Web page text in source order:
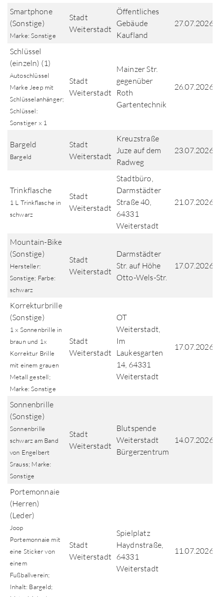
Smartphone
(Sonstige)
Marke: Sonstige
Stadt
Weiterstadt
Öffentliches
Gebäude
Kaufland
27.07.2026
Schlüssel
(einzeln) (1)
Autoschlüssel
Marke Jeep mit
Schlüsselanhänger;
Schlüssel:
Sonstiger x 1
Stadt
Weiterstadt
Mainzer Str.
gegenüber
Roth
Gartentechnik
26.07.2026
Bargeld
Bargeld
Stadt
Weiterstadt
Kreuzstraße
Juze auf dem
Radweg
23.07.2026
Trinkflasche
1 L Trinkflasche in
schwarz
Stadt
Weiterstadt
Stadtbüro,
Darmstädter
Straße 40,
64331
Weiterstadt
21.07.2026
Mountain-Bike
(Sonstige)
Hersteller:
Sonstige; Farbe:
schwarz
Stadt
Weiterstadt
Darmstädter
Str. auf Höhe
Otto-Wels-Str.
17.07.2026
Korrekturbrille
(Sonstige)
1 x Sonnenbrille in
braun und 1x
Korrektur Brille
mit einem grauen
Metall gestell;
Marke: Sonstige
Stadt
Weiterstadt
OT
Weiterstadt,
Im
Laukesgarten
14, 64331
Weiterstadt
17.07.2026
Sonnenbrille
(Sonstige)
Sonnenbrille
schwarz am Band
von Engelbert
Srauss; Marke:
Sonstige
Stadt
Weiterstadt
Blutspende
Weiterstadt
Bürgerzentrum
14.07.2026
Portemonnaie
(Herren)
(Leder)
Joop
Portemonnaie mit
eine Sticker von
einem
Fußballverein;
Inhalt: Bargeld;
Stadt
Weiterstadt
Spielplatz
Haydnstraße,
64331
Weiterstadt
11.07.2026